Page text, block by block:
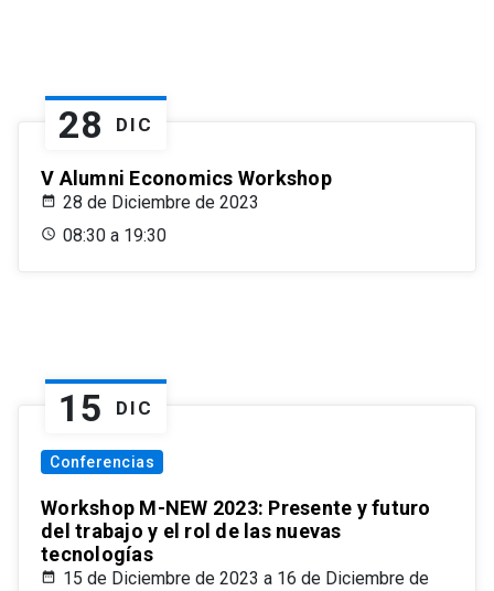
28 DIC
V Alumni Economics Workshop
28 de Diciembre de 2023
08:30 a 19:30
15 DIC
Conferencias
Workshop M-NEW 2023: Presente y futuro
del trabajo y el rol de las nuevas
tecnologías
15 de Diciembre de 2023 a 16 de Diciembre de